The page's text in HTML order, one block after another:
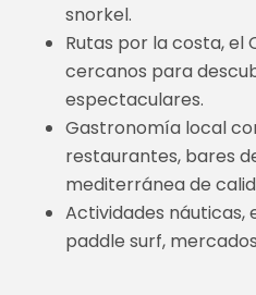
snorkel.
Rutas por la costa, el
cercanos para
espectaculares.
Gastronomía local
restaurantes, bares
mediterránea de
Actividades náuticas,
paddle surf,